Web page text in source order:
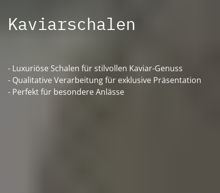
Kaviarschalen
- Luxuriöse Schalen für stilvollen Kaviar-Genuss
- Qualitative Verarbeitung für exklusive Präsentation
- Perfekt für besondere Anlässe